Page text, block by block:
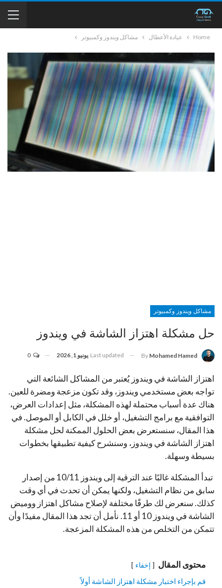
Home عيادة الأعطال مشاكل ويندوز وكمبيوتر
مشاكل ويندوز وكمبيوتر
حل مشكلة اهتزاز الشاشة في ويندوز
By Mohamed Hamed
Last updated يونيو 1, 2026
اهتزاز الشاشة في ويندوز يُعتبر من المشاكل الشائعة التي
تواجه بعض مستخدمي ويندوز، وقد تكون مزعجة ومضرة للعين.
هناك عدة أسباب محتملة لهذه المشكلة، مثل إعدادات العرض،
التوافقية مع برامج التشغيل، أو خلل في الكابل أو الموصل. في
هذا المقال، سنستعرض بعض الحلول الممكنة لحل مشكلة
اهتزاز الشاشة في ويندوز، وسنشرح كيفية تطبيقها بخطوات
بسيطة وسهلة.
تبدأ المشكلة غالبًا عند الترقية إلى ويندوز 10/11 من إصدار
سابق من نظام التشغيل، ولكنها يمكن أن تحدث في أي وقت
كذلك. سنعرض لك طرقًا مختلفة لإصلاح مشاكل اهتزاز ووميض
الشاشة في ويندوز 10 أو 11. نأمل أن تجد هذا المقال مفيدًا وأن
تتمكن من التخلص من هذه المشكلة المزعجة.
محتوى المقال إخفاء
قم بإجراء اختبار مشكلة اهتزاز الشاشة أولاً